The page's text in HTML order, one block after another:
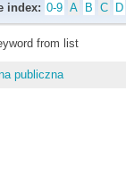
index: 0-9 A B C D
from list
publiczna